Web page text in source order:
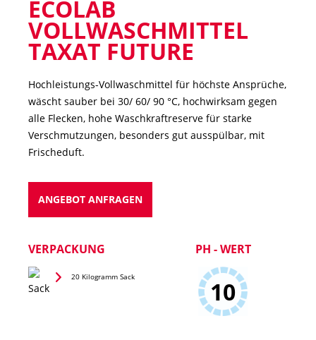
ECOLAB
VOLLWASCHMITTEL
TAXAT FUTURE
Hochleistungs-Vollwaschmittel für höchste Ansprüche,
wäscht sauber bei 30/ 60/ 90 °C, hochwirksam gegen
alle Flecken, hohe Waschkraftreserve für starke
Verschmutzungen, besonders gut ausspülbar, mit
Frischeduft.
ANGEBOT ANFRAGEN
VERPACKUNG
20 Kilogramm Sack
PH - WERT
10